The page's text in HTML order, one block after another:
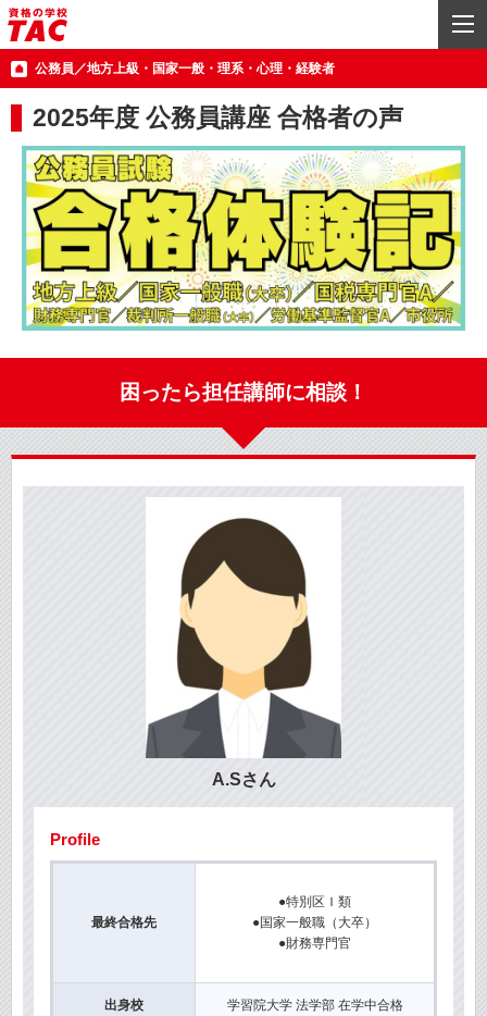
公務員／地方上級・国家一般・理系・心理・経験者
2025年度 公務員講座 合格者の声
困ったら担任講師に相談！
A.Sさん
Profile
最終合格先
●特別区Ｉ類
●国家一般職（大卒）
●財務専門官
出身校 学習院大学 法学部 在学中合格